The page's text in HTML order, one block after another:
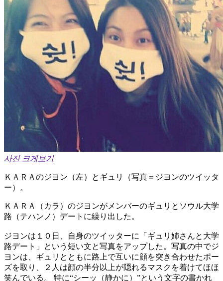
사진 크게보기
ＫＡＲＡのジヨン（左）とギュリ（写真＝ジヨンのツイッタ
ー）。
ＫＡＲＡ（カラ）のジヨンがメンバーのギュリとソウル大学
路（テハンノ）デートに繰り出した。
ジヨンは１０日、自身のツイッターに「ギュリ姉さんと大学
路デート」という短い文と写真をアップした。写真の中でジ
ヨンは、ギュリとともに路上で互いに顔を突き合わせたポー
ズを取り、２人は顔の半分以上が隠れるマスクを着けてほほ
笑んでいる。 特に“シーッ（静かに）”という文字の書かれ